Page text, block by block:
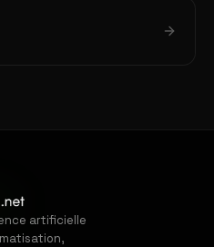
artificielle